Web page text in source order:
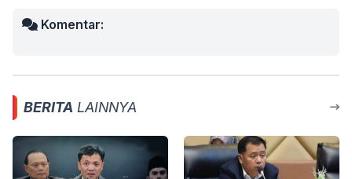
Komentar:
BERITA LAINNYA